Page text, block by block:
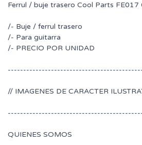
Ferrul / buje trasero Cool Parts FE017
/- Buje / ferrul trasero
/- Para guitarra
/- PRECIO POR UNIDAD
// IMAGENES DE CARACTER
QUIENES SOMOS